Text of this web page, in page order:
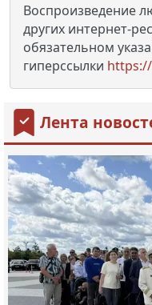
Воспроизведение
других интернет-
обязательном
гиперссылки
Лента